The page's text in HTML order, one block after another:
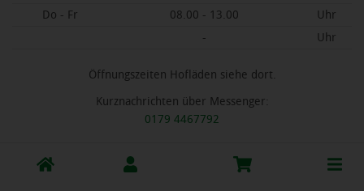
Do - Fr
08.00 - 13.00
Uhr
-
Uhr
Öffnungszeiten Hofläden siehe dort.
Kurznachrichten über Messenger:
0179 4467792
Toggle